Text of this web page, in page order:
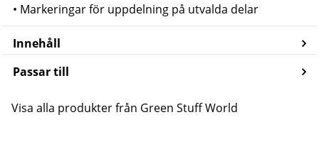
• Markeringar för uppdelning på utvalda delar
Innehåll
Passar till
Visa alla produkter från Green Stuff World